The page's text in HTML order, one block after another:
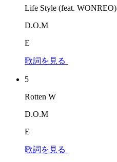
Life Style (feat. WONREO)
D.O.M
E
歌詞を見る
5
Rotten W
D.O.M
E
歌詞を見る